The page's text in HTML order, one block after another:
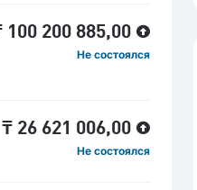
100 200 885,00
Не состоялся
₸ 26 621 006,00
Не состоялся